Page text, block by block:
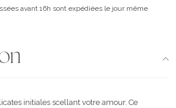
avant 16h sont expédiées le jour même
initiales scellant votre amour. Ce